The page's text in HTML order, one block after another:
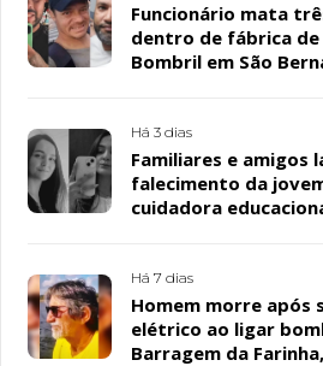
Funcionário mata
dentro de fábrica
Bombril em São
Há 3 dias
Familiares e amigos
falecimento da
cuidadora
Há 7 dias
Homem morre após
elétrico ao ligar
Barragem da